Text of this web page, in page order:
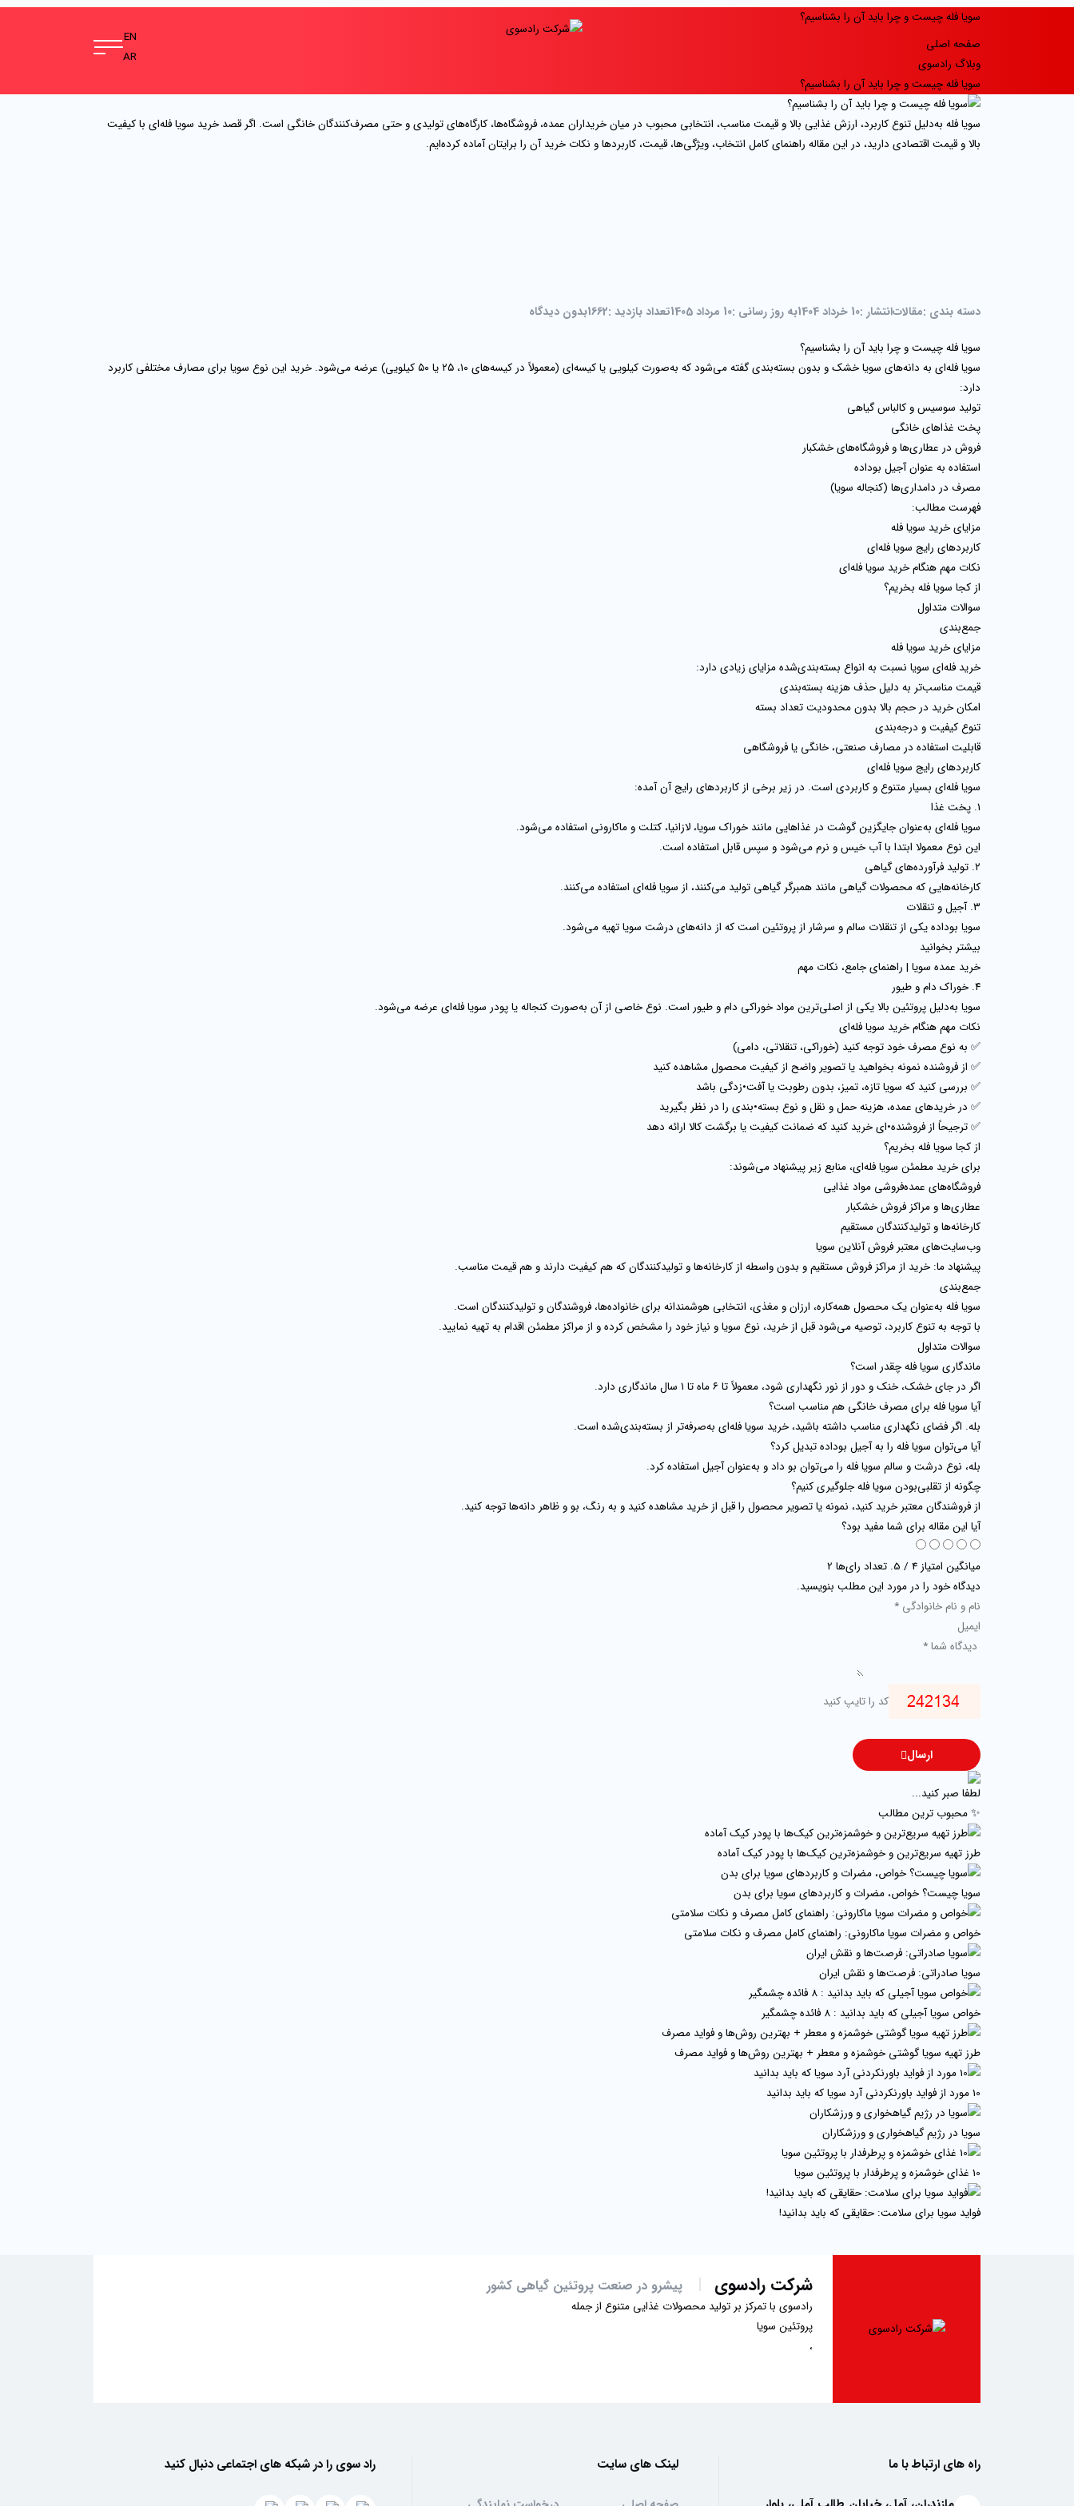
EN
AR
سویا فله چیست و چرا باید آن را بشناسیم؟
صفحه اصلی
وبلاگ رادسوی
سویا فله چیست و چرا باید آن را بشناسیم؟
سویا فله به‌دلیل تنوع کاربرد، ارزش غذایی بالا و قیمت مناسب، انتخابی محبوب در میان خریداران عمده، فروشگاه‌ها، کارگاه‌های تولیدی و حتی مصرف‌کنندگان خانگی است. اگر قصد خرید سویا فله‌ای با کیفیت
بالا و قیمت اقتصادی دارید، در این مقاله راهنمای کامل انتخاب، ویژگی‌ها، قیمت، کاربردها و نکات خرید آن را برایتان آماده کرده‌ایم.
دسته بندی :مقالاتانتشار :10 خرداد 1404 به روز رسانی :10 مرداد 1405 تعداد بازدید :1662بدون دیدگاه
سویا فله چیست و چرا باید آن را بشناسیم؟
سویا فله‌ای به دانه‌های سویا خشک و بدون بسته‌بندی
گفته می‌شود که به‌صورت کیلویی یا کیسه‌ای (معمولاً در کیسه‌های ۱۰، ۲۵ یا ۵۰ کیلویی) عرضه می‌شود. خرید این نوع سویا برای مصارف مختلفی کاربرد
دارد:
تولید سوسیس و کالباس گیاهی
پخت غذاهای خانگی
فروش در عطاری‌ها و فروشگاه‌های خشکبار
استفاده به عنوان آجیل بوداده
مصرف در دامداری‌ها (کنجاله سویا)
فهرست مطالب:
مزایای خرید سویا فله
کاربردهای رایج سویا فله‌ای
نکات مهم هنگام خرید سویا فله‌ای
از کجا سویا فله بخریم؟
سوالات متداول
جمع‌بندی
مزایای خرید سویا فله
خرید فله‌ای سویا نسبت به انواع بسته‌بندی‌شده مزایای زیادی دارد:
قیمت مناسب‌تر به دلیل حذف هزینه بسته‌بندی
امکان خرید در حجم بالا بدون محدودیت تعداد بسته
تنوع کیفیت و درجه‌بندی
قابلیت استفاده در مصارف صنعتی، خانگی یا فروشگاهی
کاربردهای رایج سویا فله‌ای
سویا فله‌ای بسیار متنوع و کاربردی است. در زیر برخی از کاربردهای رایج آن آمده:
۱. پخت غذا
سویا فله‌ای به‌عنوان جایگزین گوشت در غذاهایی مانند خوراک سویا، لازانیا، کتلت و ماکارونی استفاده می‌شود.
این نوع معمولا ابتدا با آب خیس و نرم می‌شودو سپس قابل استفاده است.
۲. تولید فرآورده‌های گیاهی
کارخانه‌هایی که محصولات گیاهی مانند همبرگر گیاهی تولید می‌کنند، از سویا فله‌ای استفاده می‌کنند.
۳. آجیل و تنقلات
سویا بودادهیکی از تنقلات سالم و سرشار از پروتئین است که از دانه‌های درشت سویا تهیه می‌شود.
بیشتر بخوانید
خرید عمده سویا | راهنمای جامع، نکات مهم
۴. خوراک دام و طیور
سویا به‌دلیلپروتئین بالایکی از اصلی‌ترین مواد خوراکی دام و طیور است. نوع خاصی از آن به‌صورت کنجاله یا پودر سویا فله‌ای عرضه می‌شود.
نکات مهم هنگام خرید سویا فله‌ای
✅ به نوع مصرف خودتوجه کنید (خوراکی، تنقلاتی، دامی)
✅ از فروشنده نمونه بخواهید یا تصویر واضح از کیفیت محصول مشاهده کنید
✅ بررسی کنید که سویاتازه، تمیز، بدون رطوبت یا آفت•زدگی باشد
✅ در خریدهای عمده، هزینه حمل و نقل و نوع بسته•بندی را در نظر بگیرید
✅ ترجیحاً از فروشنده•ای خرید کنید که ضمانت کیفیت یا برگشت کالا ارائه دهد
از کجا سویا فله بخریم؟
برای خرید مطمئن سویا فله‌ای، منابع زیر پیشنهاد می‌شوند:
فروشگاه‌های عمده‌فروشی مواد غذایی
عطاری‌ها و مراکز فروش خشکبار
کارخانه‌ها و تولیدکنندگان مستقیم
وب‌سایت‌های معتبر فروش آنلاین سویا
پیشنهاد ما: خرید از مراکز فروش مستقیم و بدون واسطه از کارخانه‌ها و تولیدکنندگانکه هم کیفیت دارند و هم قیمت مناسب.
جمع‌بندی
سویا فله به‌عنوان یک محصول همه‌کاره، ارزان و مغذی، انتخابی هوشمندانه برای خانواده‌ها، فروشندگان و تولیدکنندگان است.
با توجه به تنوع کاربرد، توصیه می‌شود قبل از خرید، نوع سویا و نیاز خود را مشخص کرده و از مراکز مطمئن اقدام به تهیه نمایید.
سوالات متداول
ماندگاری سویا فله چقدر است؟
اگر در جای خشک، خنک و دور از نور نگهداری شود، معمولاً تا ۶ ماه تا ۱ سال
ماندگاری دارد.
آیا سویا فله برای مصرف خانگی هم مناسب است؟
بله. اگر فضای نگهداری مناسب داشته باشید، خرید سویا فله‌ای به‌صرفه‌تر از بسته‌بندی‌شده است.
آیا می‌توان سویا فله را به آجیل بوداده تبدیل کرد؟
بله، نوع درشت و سالم سویا فله را می‌توان بو دادو به‌عنوان آجیل استفاده کرد.
چگونه از تقلبی‌بودن سویا فله جلوگیری کنیم؟
از فروشندگان معتبر خرید کنید، نمونه یا تصویر محصول را قبل از خرید مشاهده کنید و به رنگ، بو و ظاهر دانه‌هاتوجه کنید.
آیا این مقاله برای شما مفید بود؟
میانگین امتیاز 4 / 5. تعداد رای‌ها 2
دیدگاه خود را در مورد این مطلب بنویسید.
ارسال
لطفا صبر کنید...
✨ محبوب ترین مطالب
طرز تهیه سریع‌ترین و خوشمزه‌ترین کیک‌ها با پودر کیک آماده
سویا چیست؟ خواص، مضرات و کاربردهای سویا برای بدن
خواص و مضرات سویا ماکارونی: راهنمای کامل مصرف و نکات سلامتی
سویا صادراتی: فرصت‌ها و نقش ایران
خواص سویا آجیلی که باید بدانید : 8 فائده چشمگیر
طرز تهیه سویا گوشتی خوشمزه و معطر + بهترین روش‌ها و فواید مصرف
10 مورد از فواید باورنکردنی آرد سویا که باید بدانید
سویا در رژیم گیاهخواری و ورزشکاران
10 غذای خوشمزه و پرطرفدار با پروتئین سویا
فواید سویا برای سلامت: حقایقی که باید بدانید!
شرکت رادسوی پیشرو در صنعت پروتئین گیاهی کشور
رادسوی با تمرکز بر تولید محصولات غذایی متنوع از جمله
پروتئین سویا
،
راه های ارتباط با ما لینک های سایت راد سوی را در شبکه های اجتماعی دنبال کنید